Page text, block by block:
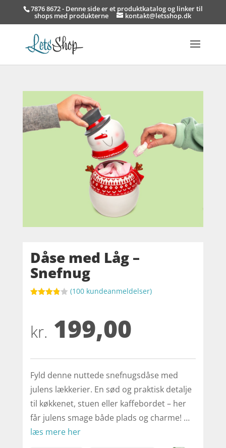
7876 8672 - Denne side er et produktkatalog og linker til
shops med produkterne kontakt@letsshop.dk
Dåse med Låg –
Snefnug
baseret
på
er
(100 kundeanmeldelser)
kr. 199,00
Fyld denne nuttede snefnugsdåse med
julens lækkerier. En sød og praktisk detalje
til køkkenet, stuen eller kaffebordet – her
får julens smage både plads og charme! …
læs mere her